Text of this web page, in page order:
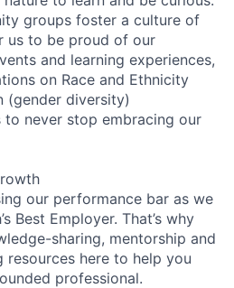
groups foster a culture of
us to be proud of our
and learning experiences,
on Race and Ethnicity
(gender diversity)
to never stop embracing our
our performance bar as we
Best Employer. That’s why
sharing, mentorship and
resources here to help you
professional.